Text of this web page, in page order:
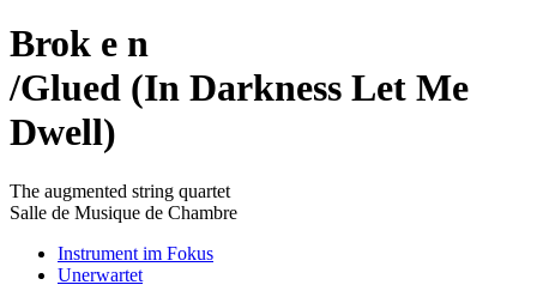
Brok e n
/Glued (In Darkness Let Me
Dwell)
The augmented string quartet
Salle de Musique de Chambre
Instrument im Fokus
Unerwartet